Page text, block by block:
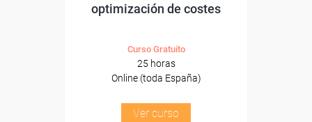
optimización de costes
Curso Gratuito
25 horas
Online (toda España)
Ver curso